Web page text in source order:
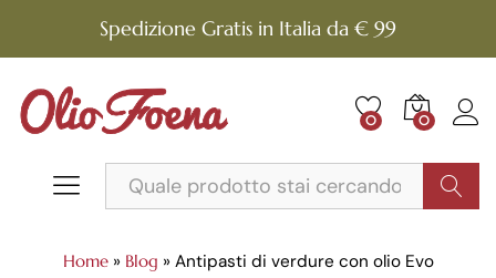
Spedizione Gratis in Italia da € 99
0 0
Home» Blog » Antipasti di verdure con olio Evo